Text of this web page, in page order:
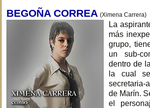
BEGOÑA CORREA (Ximena Carrera)
La
más
grupo,
un sub-
dentro de
la cual
secretaria-
de Marín.
el